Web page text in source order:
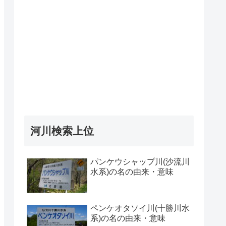
河川検索上位
パンケウシャップ川(沙流川
水系)の名の由来・意味
ペンケオタソイ川(十勝川水
系)の名の由来・意味